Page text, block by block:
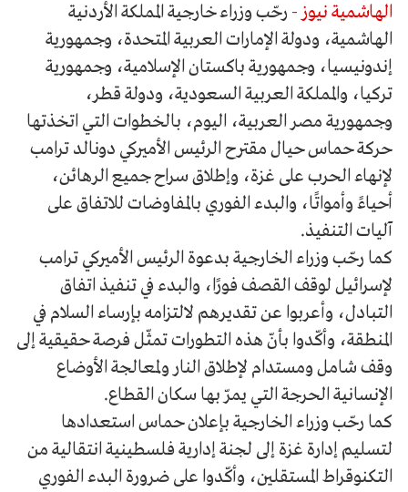
الهاشمية نيوز - رحّب وزراء خارجية المملكة الأردنية
الهاشمية، ودولة الإمارات العربية المتحدة، وجمهورية
إندونيسيا، وجمهورية باكستان الإسلامية، وجمهورية
تركيا، والمملكة العربية السعودية، ودولة قطر،
وجمهورية مصر العربية، اليوم، بالخطوات التي اتخذتها
حركة حماس حيال مقترح الرئيس الأميركي دونالد ترامب
لإنهاء الحرب على غزة، وإطلاق سراح جميع الرهائن،
أحياءً وأمواتًا، والبدء الفوري بالمفاوضات للاتفاق على
آليات التنفيذ.
كما رحّب وزراء الخارجية بدعوة الرئيس الأميركي ترامب
لإسرائيل لوقف القصف فورًا، والبدء في تنفيذ اتفاق
التبادل، وأعربوا عن تقديرهم لالتزامه بإرساء السلام في
المنطقة، وأكّدوا بأنّ هذه التطورات تمثّل فرصة حقيقية إلى
وقف شامل ومستدام لإطلاق النار ولمعالجة الأوضاع
الإنسانية الحرجة التي يمرّ بها سكان القطاع.
كما رحّب وزراء الخارجية بإعلان حماس استعدادها
لتسليم إدارة غزة إلى لجنة إدارية فلسطينية انتقالية من
التكنوقراط المستقلين، وأكّدوا على ضرورة البدء الفوري